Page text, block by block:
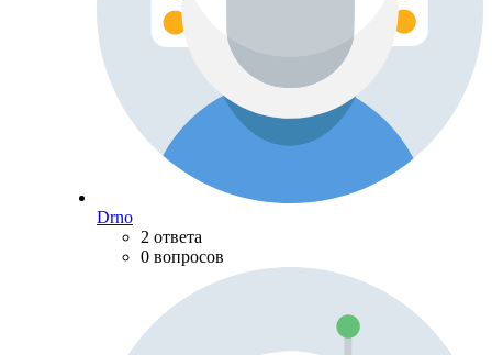
Drno
2 ответа
0 вопросов